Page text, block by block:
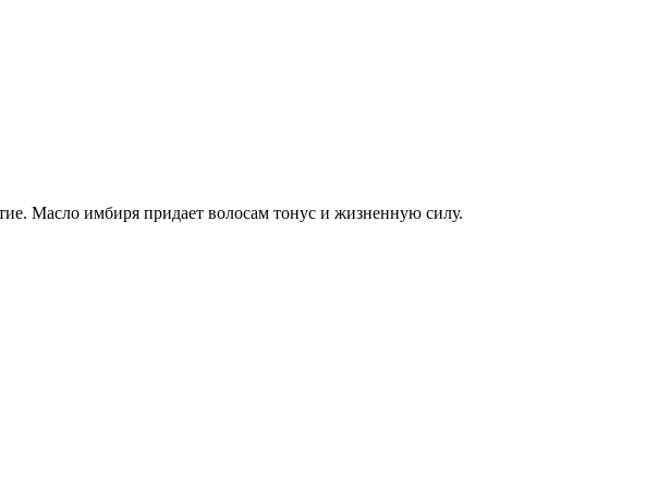
Масло имбиря придает волосам тонус и жизненную силу.